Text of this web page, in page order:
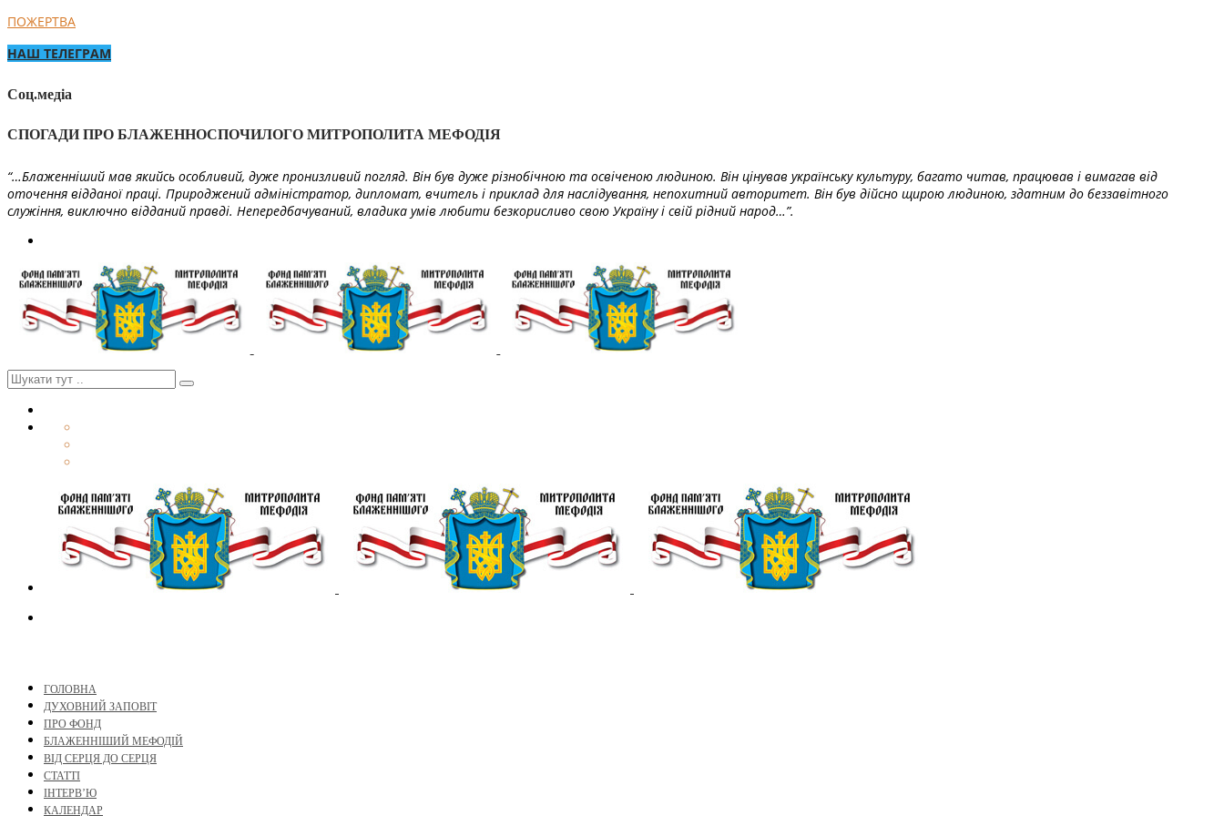
ПОЖЕРТВА
НАШ ТЕЛЕГРАМ
Соц.медіа
СПОГАДИ ПРО БЛАЖЕННОСПОЧИЛОГО МИТРОПОЛИТА МЕФОДІЯ
“…Блаженніший мав якийсь особливий, дуже пронизливий погляд. Він був дуже різнобічною та освіченою людиною. Він цінував українську культуру, багато читав, працював і вимагав від
оточення відданої праці. Природжений адміністратор, дипломат, вчитель і приклад для наслідування, непохитний авторитет. Він був дійсно щирою людиною, здатним до беззавітного
служіння, виключно відданий правді. Непередбачуваний, владика умів любити безкорисливо свою Україну і свій рідний народ…”.
ГОЛОВНА
ДУХОВНИЙ ЗАПОВІТ
ПРО ФОНД
БЛАЖЕННІШИЙ МЕФОДІЙ
ВІД СЕРЦЯ ДО СЕРЦЯ
СТАТТІ
ІНТЕРВ’Ю
КАЛЕНДАР